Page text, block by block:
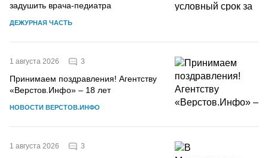
задушить врача-педиатра
ДЕЖУРНАЯ ЧАСТЬ
1 августа 2026 3
Принимаем поздравления! Агентству
«Верстов.Инфо» – 18 лет
НОВОСТИ ВЕРСТОВ.ИНФО
1 августа 2026 3